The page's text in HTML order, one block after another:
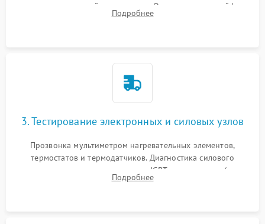
стеклокерамической поверхности. Отсоединение шлейфов
сенсорного блока для доступа к силовым платам, катушкам
Подробнее
3. Тестирование электронных и силовых узлов
Прозвонка мультиметром нагревательных элементов,
термостатов и термодатчиков. Диагностика силового
модуля, реле, диодных мостов и IGBT-транзисторов (для
индукции). Проверка кранов и газ-контроля (для газовых
Подробнее